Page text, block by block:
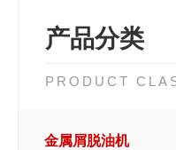
产品分类
PRODUCT
金属屑脱油机